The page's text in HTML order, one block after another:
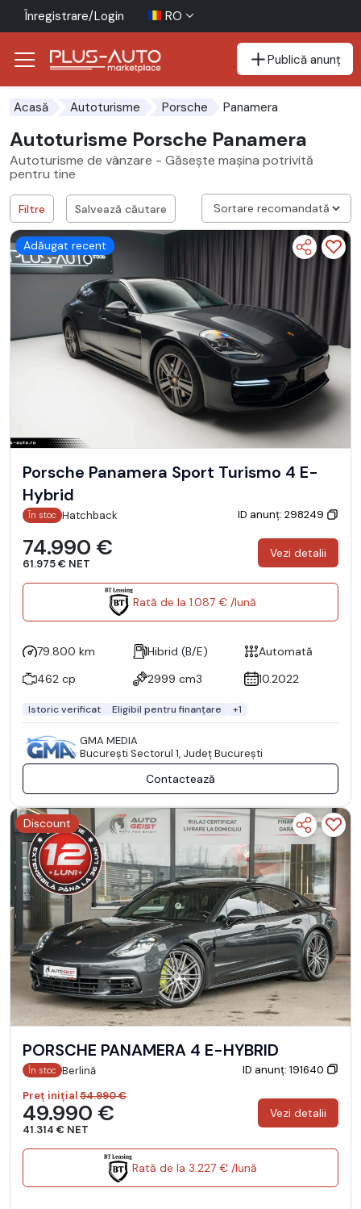
Înregistrare/Login RO
Publică anunț
Acasă Autoturisme Porsche Panamera
Autoturisme Porsche Panamera
Autoturisme de vânzare - Găsește mașina potrivită
pentru tine
Salvează căutare
Filtre
Adăugat recent
Porsche Panamera Sport Turismo 4 E-
Hybrid
În stoc Hatchback ID anunț: 298249
74.990 €
61.975 € NET
Vezi detalii
Rată de la 1.087 € /lună
79.800 km Hibrid (B/E)
Automată
462 cp
2999 cm3 10.2022
Istoric verificat Eligibil pentru finanțare +1
GMA MEDIA
Bucureşti Sectorul 1, Județ București
Contactează
Discount
PORSCHE PANAMERA 4 E-HYBRID
În stoc Berlină
ID anunț: 191640
Preț inițial54.990 €
49.990 €
41.314 € NET
Vezi detalii
Rată de la 3.227 € /lună